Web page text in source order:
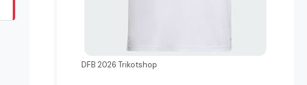
DFB 2026 Trikotshop